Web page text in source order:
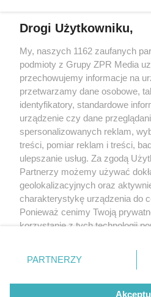
rozpowszechniany lub dalej
(w tym także elektroniczny lub
eksploatacji w jakiejkolwiek formie,
Internecie bez pisemnej zgody
lub wykorzystanie utworów w całości
prawa, tzn. bez właściwej zgody, jest
może być ścigane prawnie.
O nas
Informacje
Nasze
Drogi Użytkowniku,
My, naszych 1162 zaufanych
podmioty z Grupy ZPR Media
przechowujemy informacje na
przetwarzamy dane osobowe,
identyfikatory, standardowe
urządzenie czy dane
spersonalizowanych reklam,
treści, pomiar reklam i treści,
ulepszanie usług. Za zgodą
Partnerzy możemy używać
geolokalizacyjnych oraz
charakterystykę urządzenia do
Ponieważ cenimy Twoją
korzystanie z tych technologii
zmienić/wycofać klikając
znajdujący się w lewym dolnym
rodzaje przetwarzania danych
użytkownika, ale masz prawo
PARTNERZY